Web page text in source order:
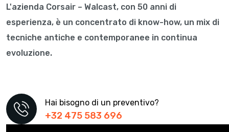
L'azienda Corsair – Walcast, con 50 anni di
esperienza, è un concentrato di know-how, un mix di
tecniche antiche e contemporanee in continua
evoluzione.
Hai bisogno di un preventivo?
+32 475 583 696